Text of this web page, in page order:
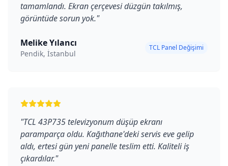
tamamlandı. Ekran çerçevesi düzgün takılmış,
görüntüde sorun yok."
Melike Yılancı
Pendik, İstanbul
TCL Panel Değişimi
"TCL 43P735 televizyonum düşüp ekranı
paramparça oldu. Kağıthane'deki servis eve gelip
aldı, ertesi gün yeni panelle teslim etti. Kaliteli iş
çıkardılar."